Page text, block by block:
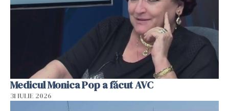
Medicul Monica Pop a făcut AVC
31 IULIE 2026